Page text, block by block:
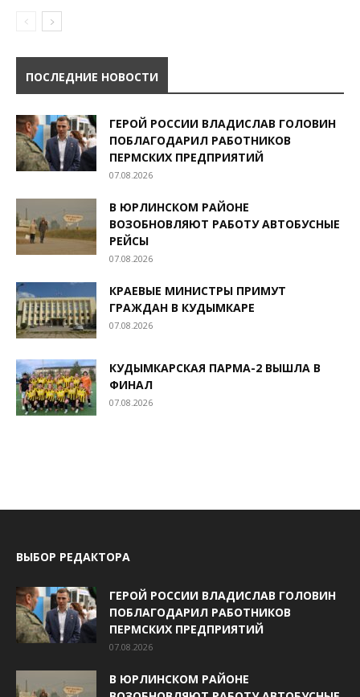
ПОСЛЕДНИЕ НОВОСТИ
ГЕРОЙ РОССИИ ВЛАДИСЛАВ ГОЛОВИН
ПОБЛАГОДАРИЛ РАБОТНИКОВ
ПЕРМСКИХ ПРЕДПРИЯТИЙ
07.08.2026
В ЮРЛИНСКОМ РАЙОНЕ
ВОЗОБНОВЛЯЮТ РАБОТУ АВТОБУСНЫЕ
РЕЙСЫ
07.08.2026
КРАЕВЫЕ МИНИСТРЫ ПРИМУТ
ГРАЖДАН В КУДЫМКАРЕ
07.08.2026
КУДЫМКАРСКАЯ ПАРМА-2 ВЫШЛА В
ФИНАЛ
07.08.2026
ВЫБОР РЕДАКТОРА
ГЕРОЙ РОССИИ ВЛАДИСЛАВ ГОЛОВИН
ПОБЛАГОДАРИЛ РАБОТНИКОВ
ПЕРМСКИХ ПРЕДПРИЯТИЙ
07.08.2026
В ЮРЛИНСКОМ РАЙОНЕ